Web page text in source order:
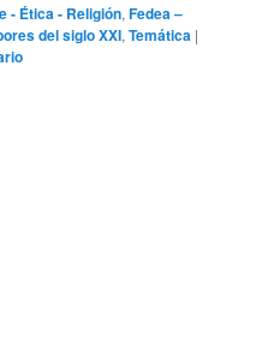
- Ética - Religión,Fedea –
del siglo XXI,Temática |